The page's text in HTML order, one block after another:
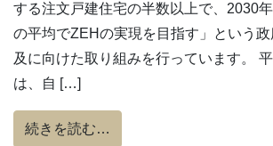
する注文戸建住宅の半数以上で、2030
の平均でZEHの実現を目指す」という
及に向けた取り組みを行っています。
は、自 […]
続きを読む…